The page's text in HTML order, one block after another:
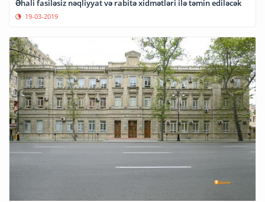
Əhali fasiləsiz nəqliyyat və rabitə xidmətləri ilə təmin ediləcək
19-03-2019